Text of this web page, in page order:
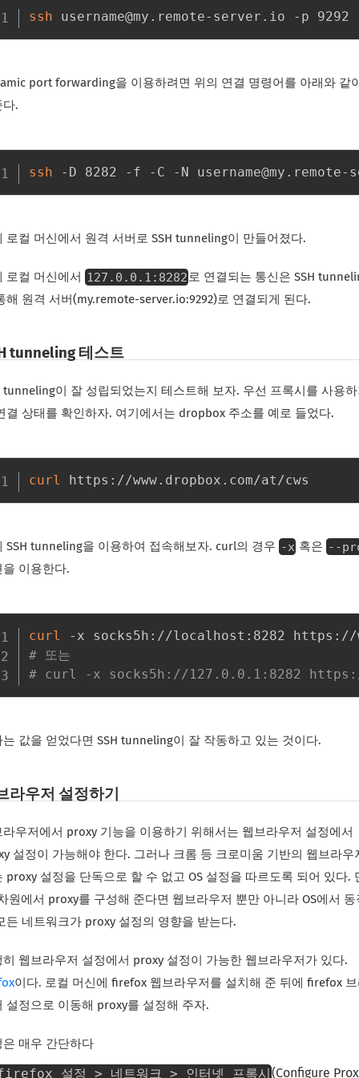
ssh
port forwarding을 이용하려면 위의 연결 명령어를 아래와 같
다.
ssh
로컬 머신에서 원격 서버로 SSH tunneling이 만들어졌다.
로컬 머신에서 127.0.0.1:8282 로 연결되는 통신은 SSH
해 원격 서버(my.remote-server.io:9292)로 연결되게 된다.
tunneling 테스트
tunneling이 잘 성립되었는지 테스트해 보자. 우선 프록시를 사용하
결 상태를 확인하자. 여기에서는 dropbox 주소를 예로 들었다.
curl
SSH tunneling을 이용하여 접속해보자. curl의 경우 -x 혹은 --
을 이용한다.
curl
# 또는
# curl -x socks5h://127.0.0.1:8282 https://
는 값을 얻었다면 SSH tunneling이 잘 작동하고 있는 것이다.
라우저 설정하기
라우저에서 proxy 기능을 이용하기 위해서는 웹브라우저 설정에서
설정이 가능해야 한다. 그러나 크롬 등 크로미움 기반의 웹브라우
proxy 설정을 단독으로 할 수 없고 OS 설정을 따르도록 되어 있다.
원에서 proxy를 구성해 준다면 웹브라우저 뿐만 아니라 OS에서 동
든 네트워크가 proxy 설정의 영향을 받는다.
히 웹브라우저 설정에서 proxy 설정이 가능한 웹브라우저가 있다.
이다. 로컬 머신에 firefox 웹브라우저를 설치해 준 뒤에 firefox
설정으로 이동해 proxy를 설정해 주자.
은 매우 간단하다
설정 > 네트워크 > 인터넷 프록시(Configure